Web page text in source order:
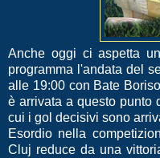
Anche oggi ci aspetta
programma l'andata del
alle 19:00 con Bate
è arrivata a questo punto
cui i gol decisivi sono
Esordio nella
Cluj reduce da una